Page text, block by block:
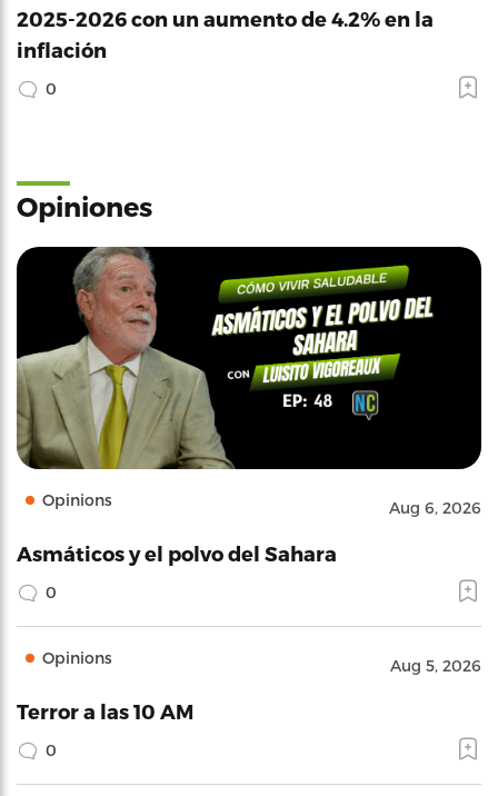
2025-2026 con un aumento de 4.2% en la
inflación
0
Opiniones
Opinions Aug 6, 2026
Asmáticos y el polvo del Sahara
0
Opinions Aug 5, 2026
Terror a las 10 AM
0